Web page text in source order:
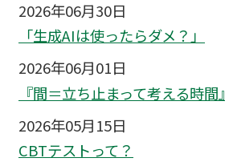
2026年06月30日
「生成AIは使ったらダメ？」
2026年06月01日
『間＝立ち止まって考える時間』
2026年05月15日
CBTテストって？